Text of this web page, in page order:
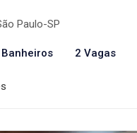
Paulo-SP
Banheiros 2 Vagas